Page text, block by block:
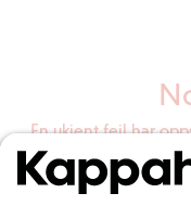
En ukjent feil har